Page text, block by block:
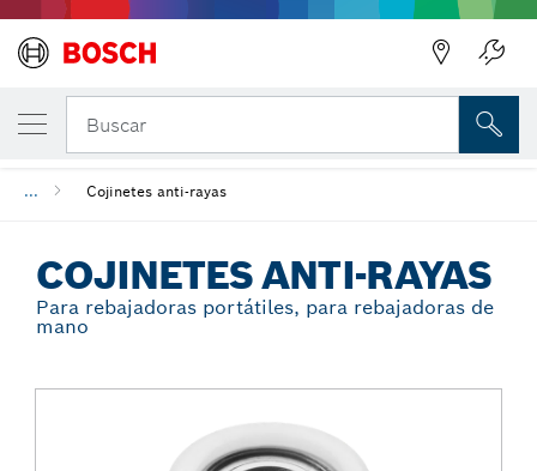
Buscar
... Cojinetes anti-rayas
COJINETES ANTI-RAYAS
Para rebajadoras portátiles, para rebajadoras de
mano
TU VARIANTE SELECCIONADA
Cojinetes anti-rayas